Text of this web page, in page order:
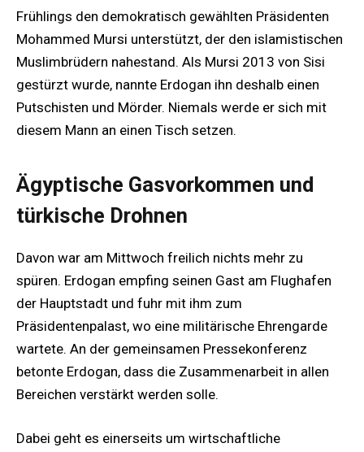
Frühlings den demokratisch gewählten Präsidenten
Mohammed Mursi unterstützt, der den islamistischen
Muslimbrüdern nahestand. Als Mursi 2013 von Sisi
gestürzt wurde, nannte Erdogan ihn deshalb einen
Putschisten und Mörder. Niemals werde er sich mit
diesem Mann an einen Tisch setzen.
Ägyptische Gasvorkommen und
türkische Drohnen
Davon war am Mittwoch freilich nichts mehr zu
spüren. Erdogan empfing seinen Gast am Flughafen
der Hauptstadt und fuhr mit ihm zum
Präsidentenpalast, wo eine militärische Ehrengarde
wartete. An der gemeinsamen Pressekonferenz
betonte Erdogan, dass die Zusammenarbeit in allen
Bereichen verstärkt werden solle.
Dabei geht es einerseits um wirtschaftliche